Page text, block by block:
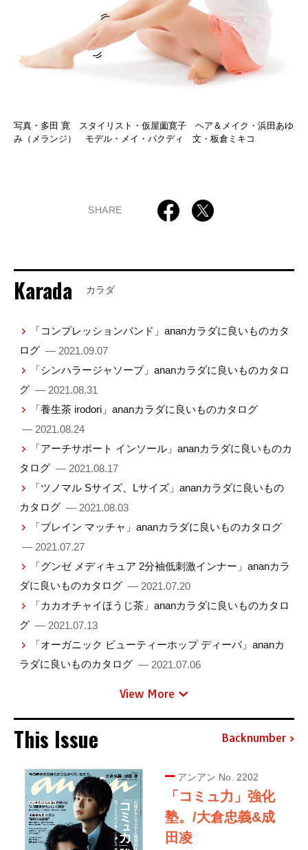
写真・多田 寛 スタイリスト・仮屋薗寛子 ヘア＆メイク・浜田あゆ
み（メランジ） モデル・メイ・パクディ 文・板倉ミキコ
SHARE
Karada カラダ
「コンプレッションバンド」ananカラダに良いものカタ
ログ — 2021.09.07
「シンハラージャソープ」ananカラダに良いものカタロ
グ — 2021.08.31
「養生茶 irodori」ananカラダに良いものカタログ
— 2021.08.24
「アーチサポート インソール」ananカラダに良いものカ
タログ — 2021.08.17
「ツノマル Sサイズ、Lサイズ」ananカラダに良いもの
カタログ — 2021.08.03
「ブレイン マッチャ」ananカラダに良いものカタログ
— 2021.07.27
「グンゼ メディキュア 2分袖低刺激インナー」ananカラ
ダに良いものカタログ — 2021.07.20
「カカオチャイほうじ茶」ananカラダに良いものカタロ
グ — 2021.07.13
「オーガニック ビューティーホップ ディーバ」ananカ
ラダに良いものカタログ — 2021.07.06
View More
This Issue Backnumber
アンアン No. 2202
「コミュ力」強化
塾。/大倉忠義&成
田凌